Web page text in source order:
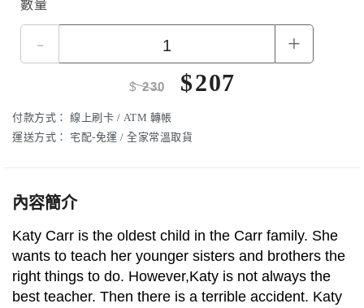
數量
- +
$230 $207
付款方式： 線上刷卡 / ATM 轉帳
運送方式：
宅配-免運 / 全家常溫取貨
內容簡介
Katy Carr is the oldest child in the Carr family. She
wants to teach her younger sisters and brothers the
right things to do. However,Katy is not always the
best teacher. Then there is a terrible accident. Katy